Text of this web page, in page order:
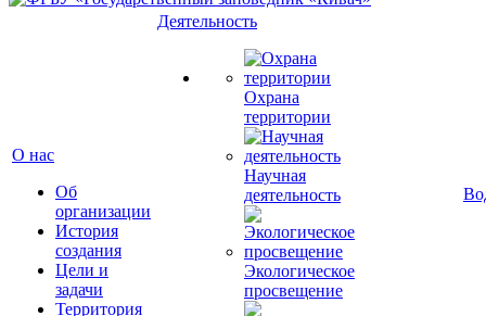
О нас
Об
организации
История
создания
Цели и
задачи
Территория
Деятельность
Охрана
территории
Научная
деятельность
Экологическое
просвещение